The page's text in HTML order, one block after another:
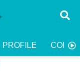
PROFILE